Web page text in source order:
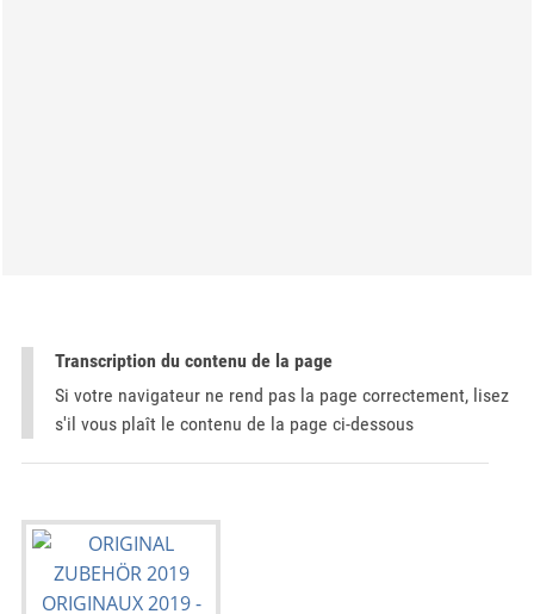
Transcription du contenu de la page
Si votre navigateur ne rend pas la page correctement, lisez
s'il vous plaît le contenu de la page ci-dessous